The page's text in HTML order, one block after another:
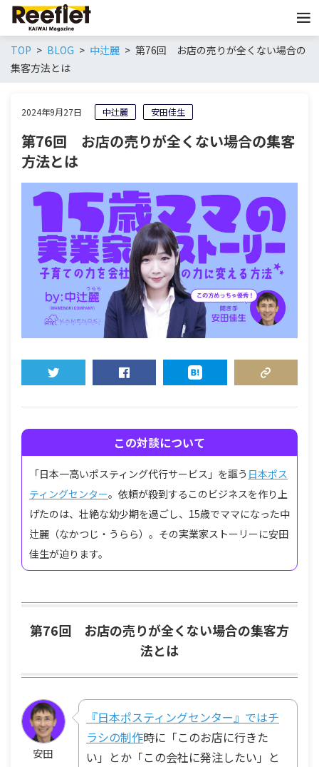
TOP BLOG 中辻麗
第76回 お店の売りが全くない場合の
集客方法とは
2024年9月27日 中辻麗 安田佳生
第76回 お店の売りが全くない場合の集客
方法とは
この対談について
「日本一高いポスティング代行サービス」を謳う 日本ポス
ティングセンター。依頼が殺到するこのビジネスを作り上
げたのは、壮絶な幼少期を過ごし、15歳でママになった中
辻麗（なかつじ・うらら）。その実業家ストーリーに安田
佳生が迫ります。
第76回 お店の売りが全くない場合の集客方
法とは
安田
『日本ポスティングセンター』ではチ
ラシの制作時に「このお店に行きた
い」とか「この会社に発注したい」と